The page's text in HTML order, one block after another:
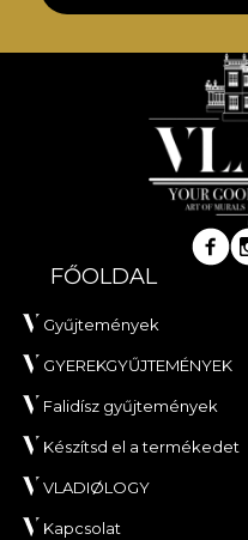
FŐOLDAL
Gyűjtemények
GYEREKGYŰJTEMÉNYEK
Falidísz gyűjtemények
Készítsd el a termékedet
VLADIØLOGY
Kapcsolat